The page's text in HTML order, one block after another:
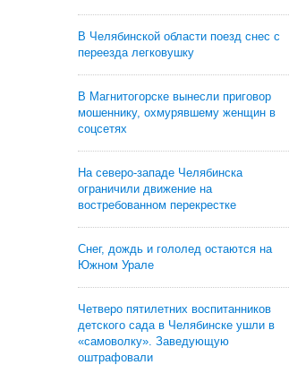
В Челябинской области поезд снес с
переезда легковушку
В Магнитогорске вынесли приговор
мошеннику, охмурявшему женщин в
соцсетях
На северо-западе Челябинска
ограничили движение на
востребованном перекрестке
Снег, дождь и гололед остаются на
Южном Урале
Четверо пятилетних воспитанников
детского сада в Челябинске ушли в
«самоволку». Заведующую
оштрафовали